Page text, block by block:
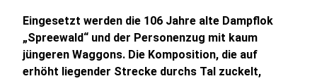
Eingesetzt werden die 106 Jahre alte Dampflok
„Spreewald“ und der Personenzug mit kaum
jüngeren Waggons. Die Komposition, die auf
erhöht liegender Strecke durchs Tal zuckelt,